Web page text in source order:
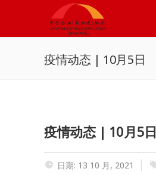
疫情动态 | 10月5日
疫情动态 | 10月5日
日期: 13 10 月, 2021